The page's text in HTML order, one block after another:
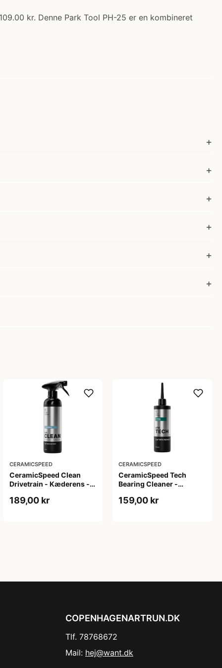
kr. Denne Park Tool PH-25 er en kombineret
CERAMICSPEED
CeramicSpeed Clean
Drivetrain - Kæderens -
189,00 kr
CERAMICSPEED
CeramicSpeed Tech
Bearing Cleaner -
159,00 kr
COPENHAGENARTRUN.DK
Tlf. 78768672
Mail: hej@want.dk